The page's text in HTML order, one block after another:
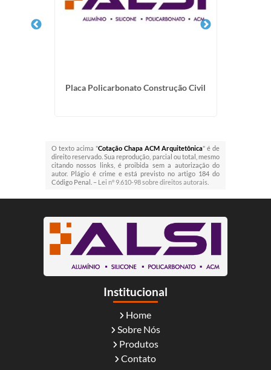
Placa Policarbonato Construção Civil
O texto acima "Cotação Chapa ACM Arquitetônica" é de
direito reservado. Sua reprodução, parcial ou total, mesmo
citando nossos links, é proibida sem a autorização do
autor. Plágio é crime e está previsto no artigo 184 do
Código Penal. – Lei n° 9.610-98 sobre direitos autorais.
Institucional
Home
Sobre Nós
Produtos
Contato